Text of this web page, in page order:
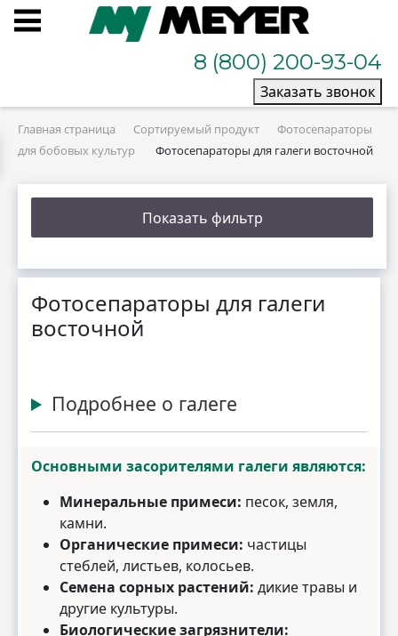
8 (800) 200-93-04
Заказать звонок
Главная страница Сортируемый продукт
Фотосепараторы
для бобовых культур
Фотосепараторы для галеги восточной
Показать фильтр
Фотосепараторы для галеги
восточной
Подробнее о галеге
Основными засорителями галеги являются:
Минеральные примеси: песок, земля,
камни.
Органические примеси: частицы
стеблей, листьев, колосьев.
Семена сорных растений: дикие травы и
другие культуры.
Биологические загрязнители: